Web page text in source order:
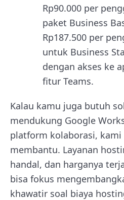
Rp90.000 per
paket Business
Rp187.500 per
untuk Business
dengan akses ke
fitur Teams.
Kalau kamu juga butuh
mendukung Google
platform kolaborasi, kami
membantu. Layanan
handal, dan harganya
bisa fokus
khawatir soal biaya